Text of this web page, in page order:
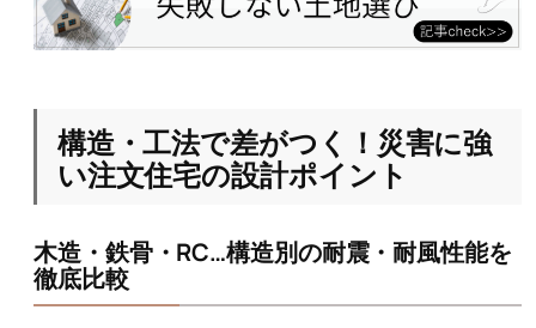
構造・工法で差がつく！災害に強
い注文住宅の設計ポイント
木造・鉄骨・RC…構造別の耐震・耐風性能を
徹底比較